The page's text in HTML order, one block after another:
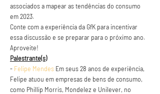
associados a mapear as tendências do consumo
em 2023.
Conte com a experiência da GfK para incentivar
essa discussão e se preparar para o próximo ano.
Aproveite!
Palestrante(s)
- Felipe Mendes Em seus 28 anos de experiência,
Felipe atuou em empresas de bens de consumo,
como Phillip Morris, Mondelez e Unilever, no